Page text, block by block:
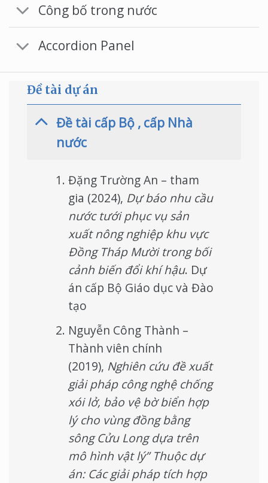
Công bố trong nước
Accordion Panel
Đề tài dự án
Đề tài cấp Bộ , cấp Nhà
nước
Đặng Trường An – tham
gia (2024), Dự báo nhu cầu
nước tưới phục vụ sản
xuất nông nghiệp khu vực
Đồng Tháp Mười trong bối
cảnh biến đổi khí hậu. Dự
án cấp Bộ Giáo dục và Đào
tạo
Nguyễn Công Thành –
Thành viên chính
(2019), Nghiên cứu đề xuất
giải pháp công nghệ chống
xói lở, bảo vệ bờ biển hợp
lý cho vùng đồng bằng
sông Cửu Long dựa trên
mô hình vật lý” Thuộc dự
án: Các giải pháp tích hợp